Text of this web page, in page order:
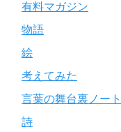
有料マガジン
物語
絵
考えてみた
言葉の舞台裏ノート
詩